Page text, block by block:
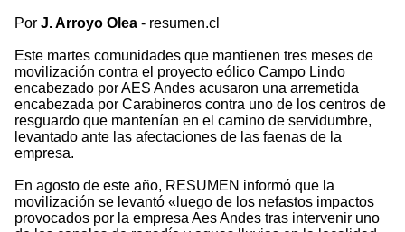
Por J. Arroyo Olea - resumen.cl
Este martes comunidades que mantienen tres meses de
movilización contra el proyecto eólico Campo Lindo
encabezado por AES Andes acusaron una arremetida
encabezada por Carabineros contra uno de los centros de
resguardo que mantenían en el camino de servidumbre,
levantado ante las afectaciones de las faenas de la
empresa.
En agosto de este año, RESUMEN informó que la
movilización se levantó «luego de los nefastos impactos
provocados por la empresa Aes Andes tras intervenir uno